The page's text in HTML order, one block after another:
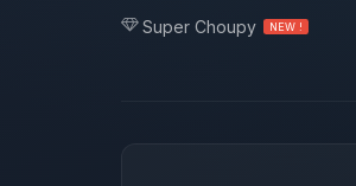
Super Choupy NEW !